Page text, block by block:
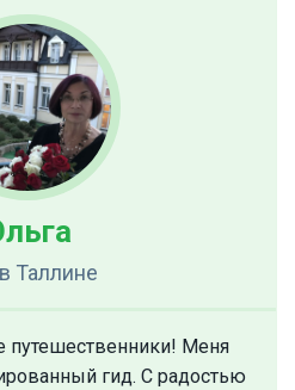
в Таллине
путешественники! Меня
гид. С радостью